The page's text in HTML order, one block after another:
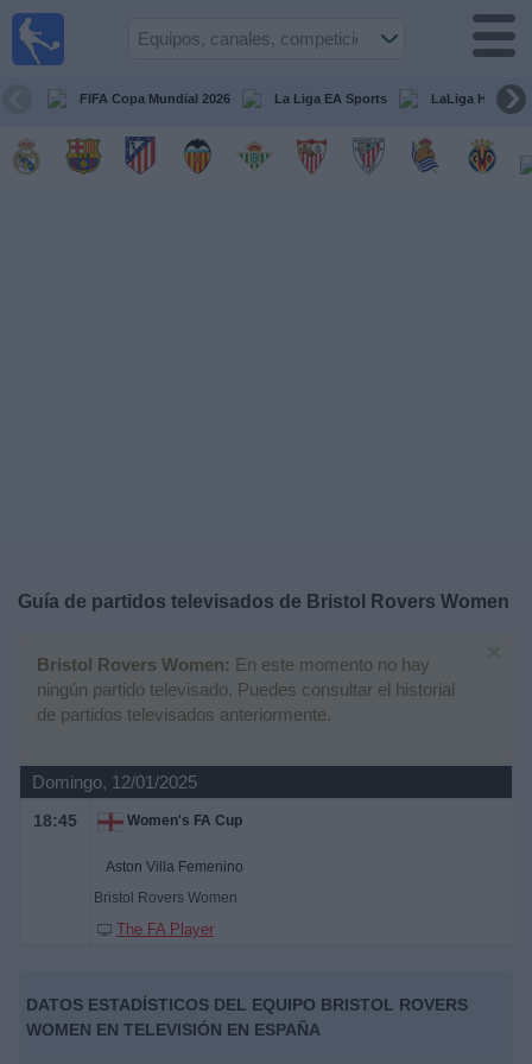
FIFA Copa Mundial 2026 La Liga EA Sports LaLiga
Guía de partidos televisados de Bristol Rovers Women
Bristol Rovers Women: En este momento no hay
ningún partido televisado. Puedes consultar el historial
de partidos televisados anteriormente.
Domingo, 12/01/2025
18:45 Women's FA Cup
Aston Villa Femenino
Bristol Rovers Women
The FA Player
DATOS ESTADÍSTICOS DEL EQUIPO BRISTOL ROVERS
WOMEN EN TELEVISIÓN EN ESPAÑA
Guía de
Televisados
Noticias
Widget